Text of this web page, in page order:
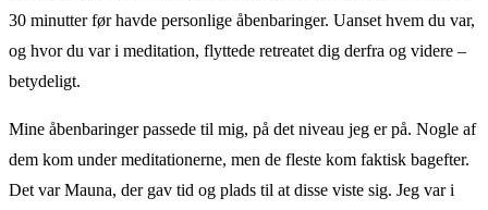
30 minutter før havde personlige åbenbaringer. Uanset hvem du var,
og hvor du var i meditation, flyttede retreatet dig derfra og videre –
betydeligt.
Mine åbenbaringer passede til mig, på det niveau jeg er på. Nogle af
dem kom under meditationerne, men de fleste kom faktisk bagefter.
Det var Mauna, der gav tid og plads til at disse viste sig. Jeg var i